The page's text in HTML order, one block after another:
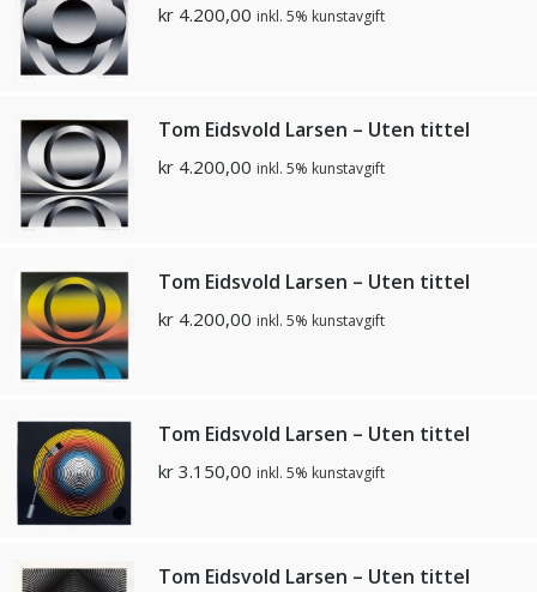
kr 4.200,00 inkl. 5% kunstavgift
Tom Eidsvold Larsen – Uten tittel
kr 4.200,00 inkl. 5% kunstavgift
Tom Eidsvold Larsen – Uten tittel
kr 4.200,00 inkl. 5% kunstavgift
Tom Eidsvold Larsen – Uten tittel
kr 3.150,00 inkl. 5% kunstavgift
Tom Eidsvold Larsen – Uten tittel